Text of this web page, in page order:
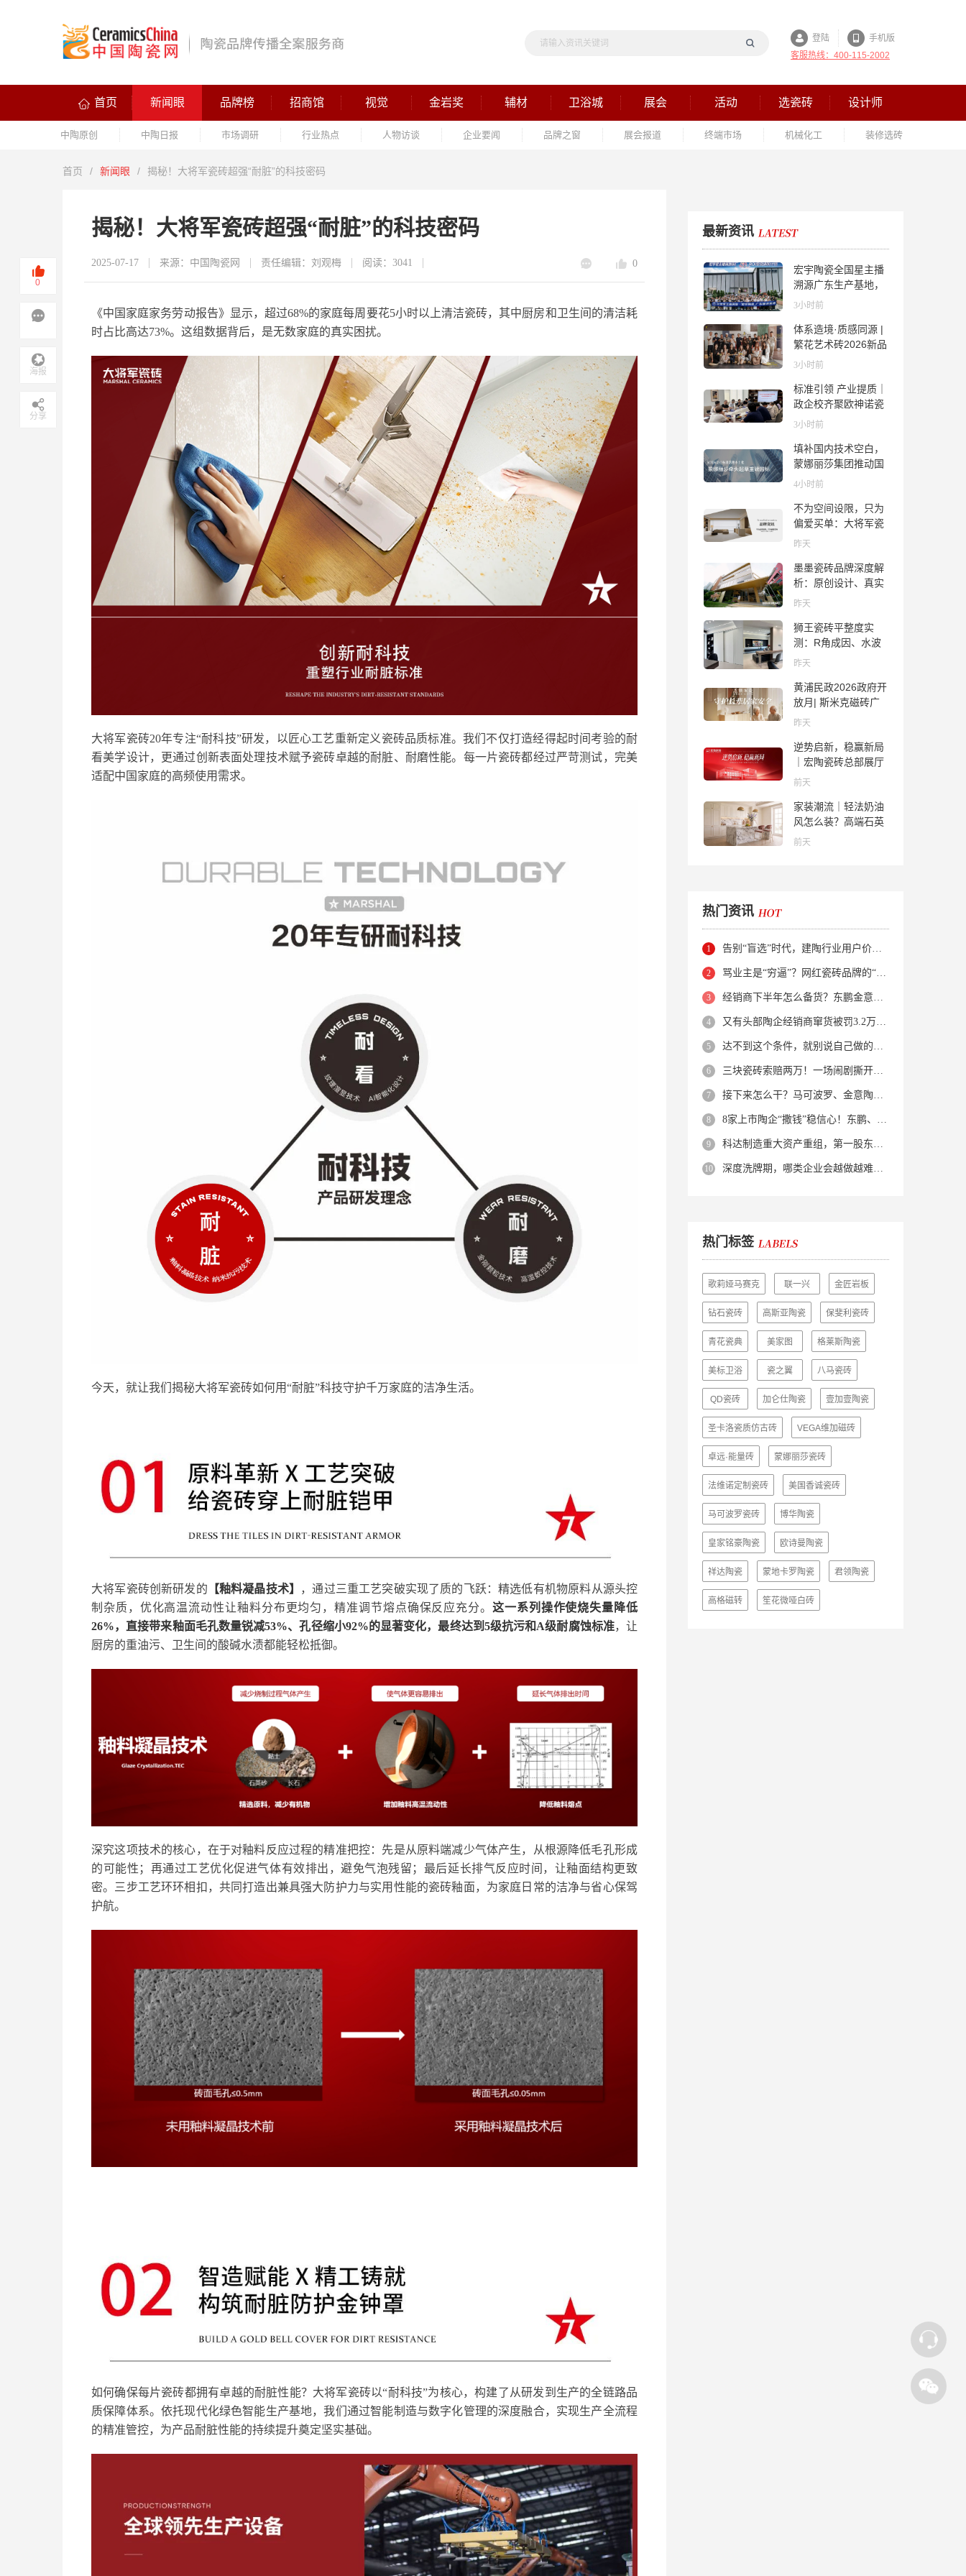
登陆
手机版
客服热线：400-115-2002
首页 新闻眼 品牌榜 招商馆 视觉 金岩奖 辅材 卫浴城 展会 活动 选瓷砖 设计师
中陶原创 中陶日报 市场调研 行业热点 人物访谈 企业要闻 品牌之窗 展会报道 终端市场 机械化工 装修选砖
首页 / 新闻眼 / 揭秘！大将军瓷砖超强“耐脏”的科技密码
揭秘！大将军瓷砖超强“耐脏”的科技密码
2025-07-17 来源：中国陶瓷网 责任编辑：刘观梅 阅读：3041 0
《中国家庭家务劳动报告》显示，超过68%的家庭每周要花5小时以上清洁瓷砖，其中厨房和卫生间的清洁耗
时占比高达73%。这组数据背后，是无数家庭的真实困扰。
大将军瓷砖20年专注“耐科技”研发，以匠心工艺重新定义瓷砖品质标准。我们不仅打造经得起时间考验的耐
看美学设计，更通过创新表面处理技术赋予瓷砖卓越的耐脏、耐磨性能。每一片瓷砖都经过严苛测试，完美
适配中国家庭的高频使用需求。
今天，就让我们揭秘大将军瓷砖如何用“耐脏”科技守护千万家庭的洁净生活。
大将军瓷砖创新研发的 【釉料凝晶技术】
，通过三重工艺突破实现了质的飞跃：精选低有机物原料从源头控
制杂质，优化高温流动性让釉料分布更均匀，精准调节熔点确保反应充分。 这一系列操作使烧失量降低
26%，直接带来釉面毛孔数量锐减53%、孔径缩小92%的显著变化，最终达到5级抗污和A级耐腐蚀标准，让
厨房的重油污、卫生间的酸碱水渍都能轻松抵御。
深究这项技术的核心，在于对釉料反应过程的精准把控：先是从原料端减少气体产生，从根源降低毛孔形成
的可能性；再通过工艺优化促进气体有效排出，避免气泡残留；最后延长排气反应时间，让釉面结构更致
密。三步工艺环环相扣，共同打造出兼具强大防护力与实用性能的瓷砖釉面，为家庭日常的洁净与省心保驾
护航。
如何确保每片瓷砖都拥有卓越的耐脏性能？大将军瓷砖以“耐科技”为核心，构建了从研发到生产的全链路品
质保障体系。依托现代化绿色智能生产基地，我们通过智能制造与数字化管理的深度融合，实现生产全流程
的精准管控，为产品耐脏性能的持续提升奠定坚实基础。
最新资讯
宏宇陶瓷全国星主播
溯源广东生产基地，
进阶ROI长效变现新
3小时前
体系造境·质感同源 |
繁花艺术砖2026新品
发布媒体见面会圆满
3小时前
标准引领 产业提质｜
政企校齐聚欧神诺瓷
砖，共探佛山陶瓷标
3小时前
填补国内技术空白，
蒙娜丽莎集团推动国
际标准落地本地国标
4小时前
不为空间设限，只为
偏爱买单：大将军瓷
砖解锁“高级哑”人居
昨天
墨墨瓷砖品牌深度解
析：原创设计、真实
质感与市场口碑全览
昨天
狮王瓷砖平整度实
测：R角成因、水波
纹真相、辊棒印解析
昨天
黄浦民政2026政府开
放月| 斯米克磁砖广
场适老化体验中心正
昨天
逆势启新，稳赢新局
｜宏陶瓷砖总部展厅
焕新升级开工大吉
前天
家装潮流｜轻法奶油
风怎么装？高端石英
石品牌法萨石，打造
前天
热门资讯
告别“盲选”时代，建陶行业用户价值正在被改写！
骂业主是“穷逼”？网红瓷砖品牌的“真实面目”被揭开了！
经销商下半年怎么备货？东鹏金意陶马可波罗等10大品牌集体亮剑
又有头部陶企经销商窜货被罚3.2万！品牌区域保护岌岌可危？
达不到这个条件，就别说自己做的是质感砖！
三块瓷砖索赔两万！一场闹剧撕开了装修“碰瓷”的遮羞布
接下来怎么干？马可波罗、金意陶、蒙娜丽莎、箭牌、欧神诺、宏宇…
8家上市陶企“撒钱”稳信心！东鹏、蒙娜丽莎等启动回购增持
科达制造重大资产重组，第一股东易主！
深度洗牌期，哪类企业会越做越难？哪类企业能逆势突围？
热门标签
歌莉娅马赛克 联一兴 金匠岩板
钻石瓷砖 高斯亚陶瓷 保斐利瓷砖
青花瓷典 美家图 格莱斯陶瓷
美标卫浴 瓷之翼 八马瓷砖
QD瓷砖 加仑仕陶瓷 壹加壹陶瓷
圣卡洛瓷质仿古砖 VEGA维加磁砖
卓远·能量砖 蒙娜丽莎瓷砖
法维诺定制瓷砖 美国香诚瓷砖
马可波罗瓷砖 博华陶瓷
皇家铭豪陶瓷 欧诗曼陶瓷
祥达陶瓷 蒙地卡罗陶瓷 君领陶瓷
高格磁转 笙花微哑白砖
0
海报
分享